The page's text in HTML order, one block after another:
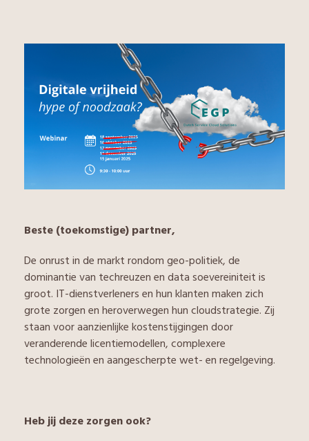
Beste (toekomstige) partner,
De onrust in de markt rondom geo-politiek, de
dominantie van techreuzen en data soevereiniteit is
groot. IT-dienstverleners en hun klanten maken zich
grote zorgen en heroverwegen hun cloudstrategie. Zij
staan voor aanzienlijke kostenstijgingen door
veranderende licentiemodellen, complexere
technologieën en aangescherpte wet- en regelgeving.
Heb jij deze zorgen ook?